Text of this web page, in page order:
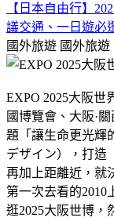
【日本自由行】
議交通、一日遊必
國外旅遊 國外旅遊
EXPO 2025大阪世
國博覽會、大阪·
題「讓生命更光輝
デザイン），打造
再加上距離近，就
第一次去看的2010
逛2025大阪世博，